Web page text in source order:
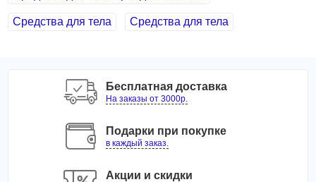
Средства для тела Средства для тела
Бесплатная доставка
На заказы от 3000р.
Подарки при покупке
в каждый заказ.
Акции и скидки